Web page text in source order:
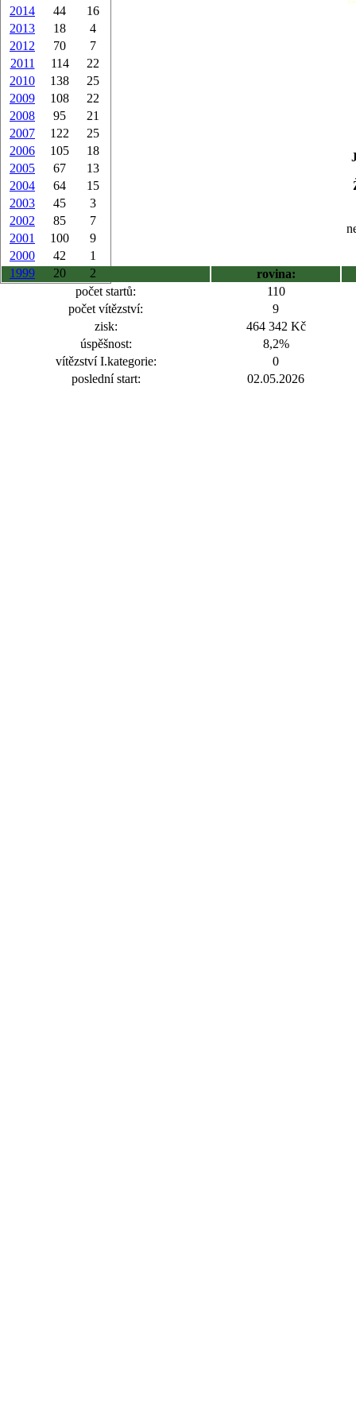
2014
44
16
2013
18
4
2012
70
7
2011
114
22
2010
138
25
2009
108
22
2008
95
21
2007
122
25
2006
105
18
2005
67
13
2004
64
15
2003
45
3
2002
85
7
2001
100
9
2000
42
1
1999
20 2
rovina:
počet startů:
110
počet vítězství:
9
zisk:
464 342 Kč
úspěšnost:
8,2%
vítězství I.kategorie:
0
poslední start:
02.05.2026